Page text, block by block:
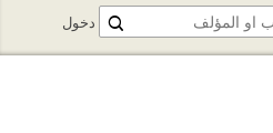
دخول